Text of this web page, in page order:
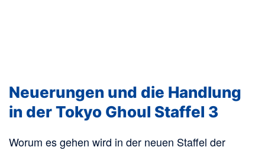
Neuerungen und die Handlung
in der Tokyo Ghoul Staffel 3
Worum es gehen wird in der neuen Staffel der